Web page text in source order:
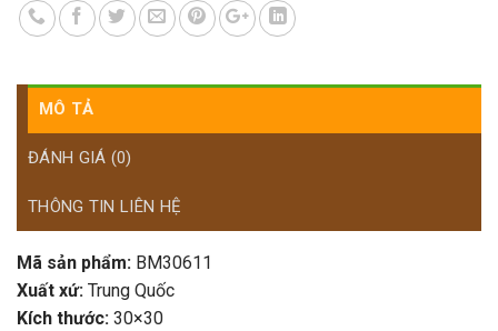
MÔ TẢ
ĐÁNH GIÁ (0)
THÔNG TIN LIÊN HỆ
Mã sản phẩm: BM30611
Xuất xứ: Trung Quốc
Kích thước: 30×30